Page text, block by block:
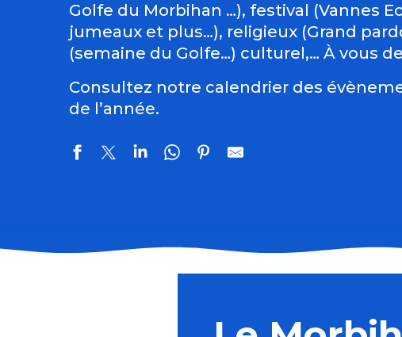
Golfe du Morbihan …), festival (Vannes
jumeaux et plus…), religieux (Grand
(semaine du Golfe…) culturel,… À vous
Consultez notre calendrier des
de l’année.